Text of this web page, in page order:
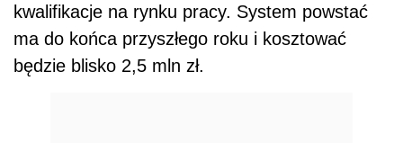
kwalifikacje na rynku pracy. System powstać
ma do końca przyszłego roku i kosztować
będzie blisko 2,5 mln zł.